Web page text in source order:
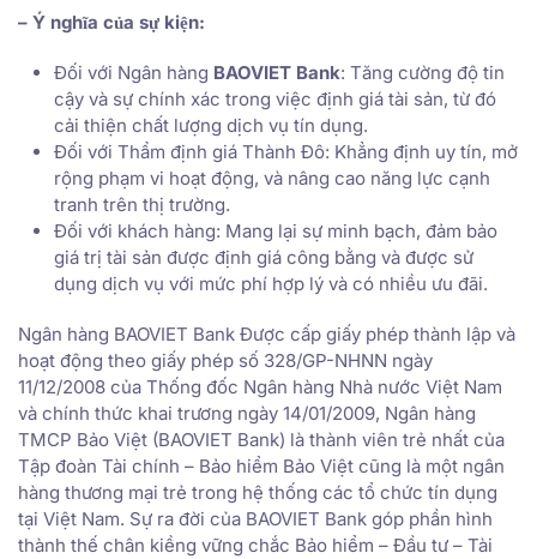
– Ý nghĩa của sự kiện:
Đối với Ngân hàng BAOVIET Bank: Tăng cường độ tin
cậy và sự chính xác trong việc định giá tài sản, từ đó
cải thiện chất lượng dịch vụ tín dụng.
Đối với Thẩm định giá Thành Đô: Khẳng định uy tín, mở
rộng phạm vi hoạt động, và nâng cao năng lực cạnh
tranh trên thị trường.
Đối với khách hàng: Mang lại sự minh bạch, đảm bảo
giá trị tài sản được định giá công bằng và được sử
dụng dịch vụ với mức phí hợp lý và có nhiều ưu đãi.
Ngân hàng BAOVIET Bank Được cấp giấy phép thành lập và
hoạt động theo giấy phép số 328/GP-NHNN ngày
11/12/2008 của Thống đốc Ngân hàng Nhà nước Việt Nam
và chính thức khai trương ngày 14/01/2009, Ngân hàng
TMCP Bảo Việt (BAOVIET Bank) là thành viên trẻ nhất của
Tập đoàn Tài chính – Bảo hiểm Bảo Việt cũng là một ngân
hàng thương mại trẻ trong hệ thống các tổ chức tín dụng
tại Việt Nam. Sự ra đời của BAOVIET Bank góp phần hình
thành thế chân kiềng vững chắc Bảo hiểm – Đầu tư – Tài